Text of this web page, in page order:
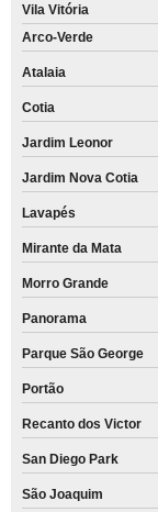
Vila Vitória
Arco-Verde
Atalaia
Cotia
Jardim Leonor
Jardim Nova Cotia
Lavapés
Mirante da Mata
Morro Grande
Panorama
Parque São George
Portão
Recanto dos Victor
San Diego Park
São Joaquim